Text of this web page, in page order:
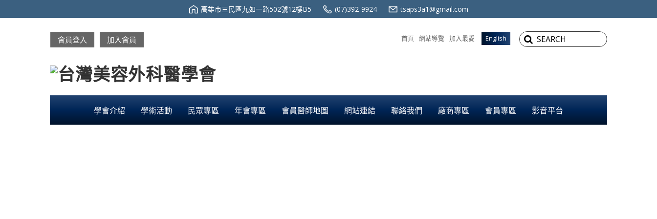
高雄市三民區九如一路502號12樓B5 (07)392-9924 tsaps3a1@gmail.com
首頁 網站導覽 加入最愛 English
會員登入 加入會員
學會介紹 學術活動 民眾專區 年會專區 會員醫師地圖 網站連結 聯絡我們 廠商專區 會員專區 影音平台